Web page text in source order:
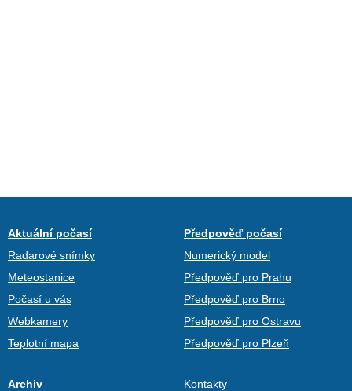
Aktuální počasí
Radarové snímky
Meteostanice
Počasí u vás
Webkamery
Teplotní mapa
Předpověď počasí
Numerický model
Předpověď pro Prahu
Předpověď pro Brno
Předpověď pro Ostravu
Předpověď pro Plzeň
Archiv Kontakty